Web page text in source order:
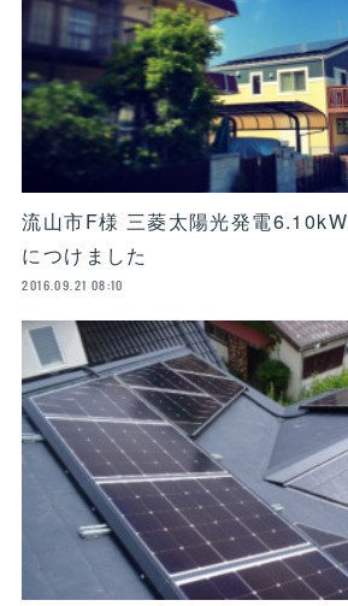
流山市F様 三菱太陽光発電
につけました
2016.09.21 08:10